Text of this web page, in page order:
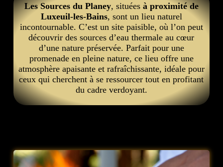
Les Sources du Planey, situées à proximité de
Luxeuil-les-Bains, sont un lieu naturel
incontournable. C’est un site paisible, où l’on peut
découvrir des sources d’eau thermale au cœur
d’une nature préservée. Parfait pour une
promenade en pleine nature, ce lieu offre une
atmosphère apaisante et rafraîchissante, idéale pour
ceux qui cherchent à se ressourcer tout en profitant
du cadre verdoyant.